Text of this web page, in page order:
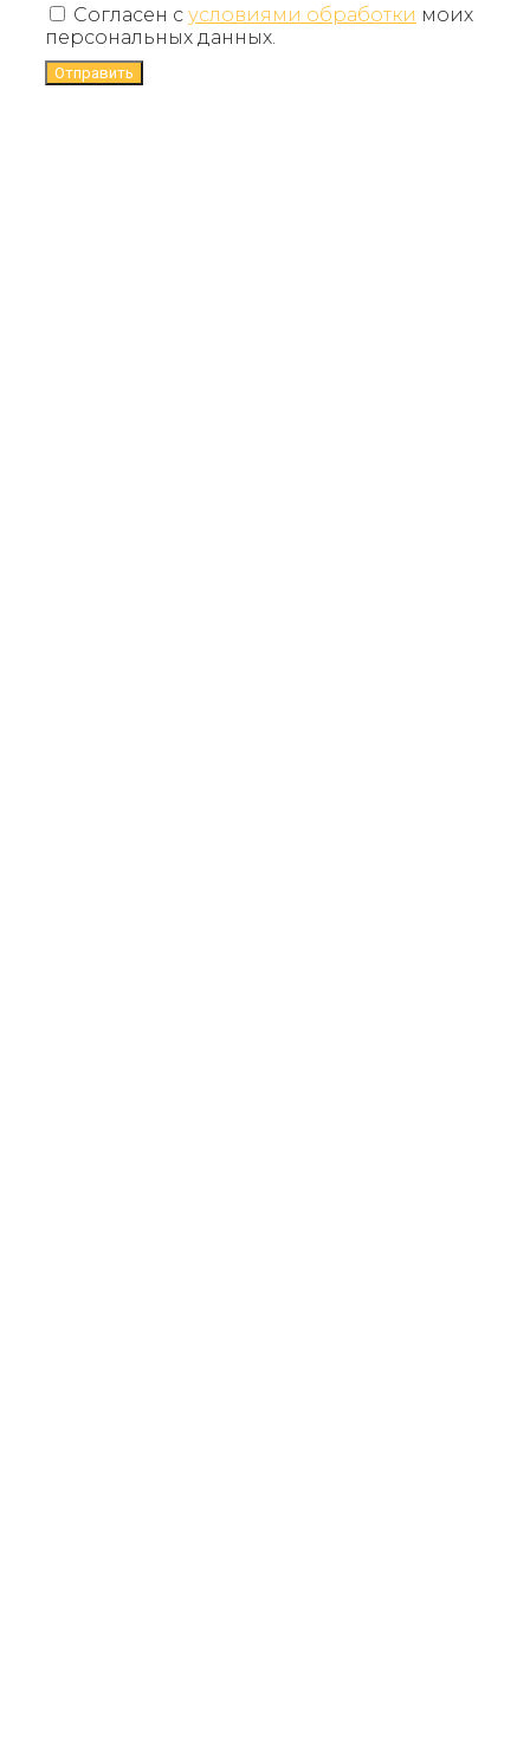
Согласен с условиями обработки моих
персональных данных.
Отправить